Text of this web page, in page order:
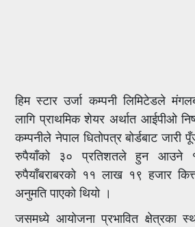
हिम स्टार उर्जा कम्पनी लिमिटेडले
लागि प्राथमिक शेयर अर्थात आईपीओ
कम्पनीले नेपाल धितोपत्र बोर्डबाट
रुपैयाँको ३० प्रतिशतले हुन आउने
रुपैयाँबराबरको ११ लाख १९ हजार
अनुमति पाएको थियो ।
जसमध्ये आयोजना प्रभावित क्षेत्रका